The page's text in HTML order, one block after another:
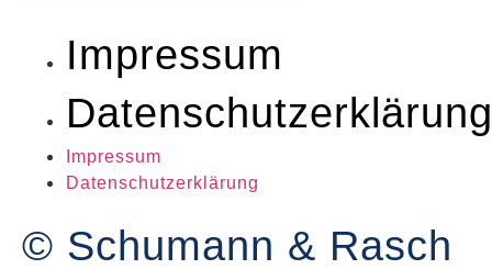
Impressum
Datenschutzerklärung
Impressum
Datenschutzerklärung
© Schumann & Rasch